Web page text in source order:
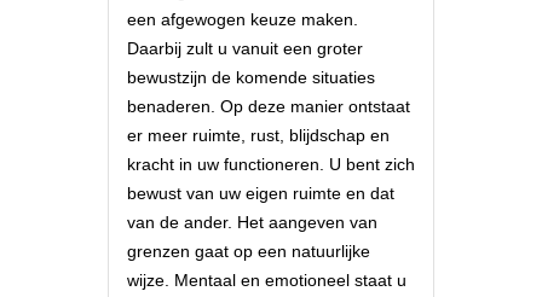
een afgewogen keuze maken.
Daarbij zult u vanuit een groter
bewustzijn de komende situaties
benaderen. Op deze manier ontstaat
er meer ruimte, rust, blijdschap en
kracht in uw functioneren. U bent zich
bewust van uw eigen ruimte en dat
van de ander. Het aangeven van
grenzen gaat op een natuurlijke
wijze. Mentaal en emotioneel staat u